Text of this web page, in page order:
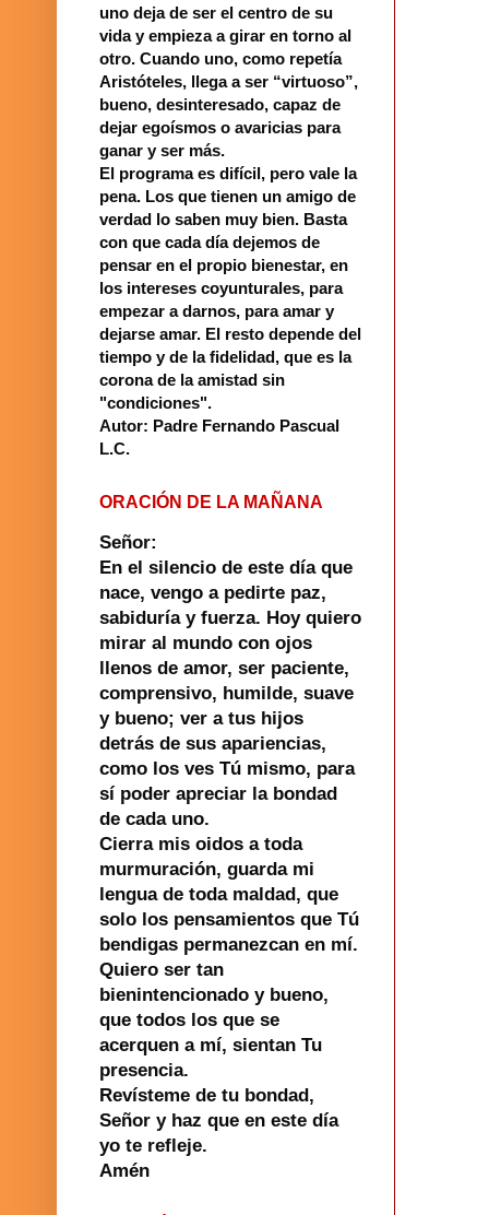
uno deja de ser el centro de su
vida y empieza a girar en torno al
otro. Cuando uno, como repetía
Aristóteles, llega a ser “virtuoso”,
bueno, desinteresado, capaz de
dejar egoísmos o avaricias para
ganar y ser más.
El programa es difícil, pero vale la
pena. Los que tienen un amigo de
verdad lo saben muy bien. Basta
con que cada día dejemos de
pensar en el propio bienestar, en
los intereses coyunturales, para
empezar a darnos, para amar y
dejarse amar. El resto depende del
tiempo y de la fidelidad, que es la
corona de la amistad sin
"condiciones".
Autor: Padre Fernando Pascual
L.C.
ORACIÓN DE LA MAÑANA
Señor:
En el silencio de este día que
nace, vengo a pedirte paz,
sabiduría y fuerza. Hoy quiero
mirar al mundo con ojos
llenos de amor, ser paciente,
comprensivo, humilde, suave
y bueno; ver a tus hijos
detrás de sus apariencias,
como los ves Tú mismo, para
sí poder apreciar la bondad
de cada uno.
Cierra mis oidos a toda
murmuración, guarda mi
lengua de toda maldad, que
solo los pensamientos que Tú
bendigas permanezcan en mí.
Quiero ser tan
bienintencionado y bueno,
que todos los que se
acerquen a mí, sientan Tu
presencia.
Revísteme de tu bondad,
Señor y haz que en este día
yo te refleje.
Amén